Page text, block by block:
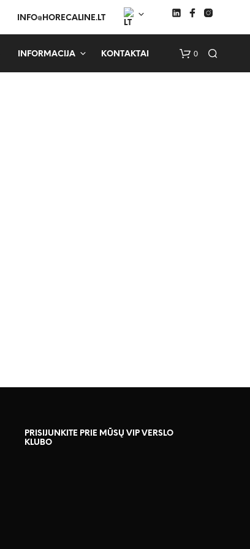
INFO@HORECALINE.LT
INFORMACIJA KONTAKTAI 0
PRISIJUNKITE PRIE MŪSŲ VIP VERSLO
KLUBO